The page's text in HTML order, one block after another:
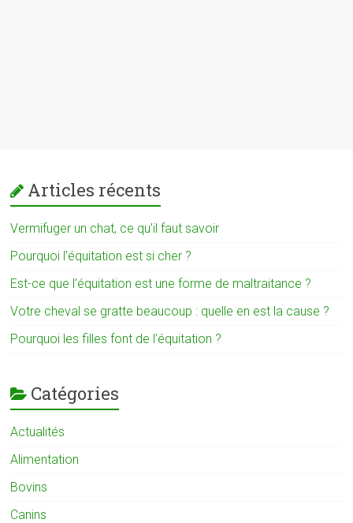
Articles récents
Vermifuger un chat, ce qu’il faut savoir
Pourquoi l’équitation est si cher ?
Est-ce que l’équitation est une forme de maltraitance ?
Votre cheval se gratte beaucoup : quelle en est la cause ?
Pourquoi les filles font de l’équitation ?
Catégories
Actualités
Alimentation
Bovins
Canins